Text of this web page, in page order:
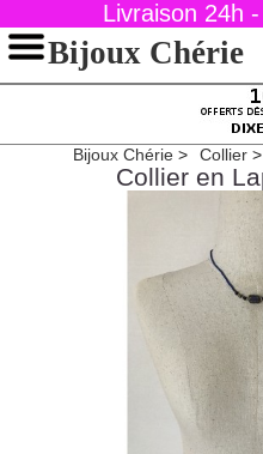
Bijoux Chérie
Livraison 24h
Bijoux Chérie Collier
Collier en